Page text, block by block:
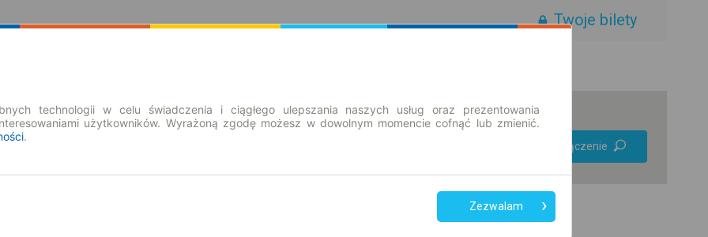
Twoje bilety
Znajdź połączenie
technologii w celu świadczenia i ciągłego ulepszania naszych usług oraz prezentowania
użytkowników. Wyrażoną zgodę możesz w dowolnym momencie cofnąć lub zmienić.
.
Zezwalam